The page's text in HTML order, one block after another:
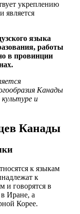
укреплению
является
языка
работы
в провинции
Канады
и
Канады
к языкам
к
и говорятся в
Иране, а
Корее.